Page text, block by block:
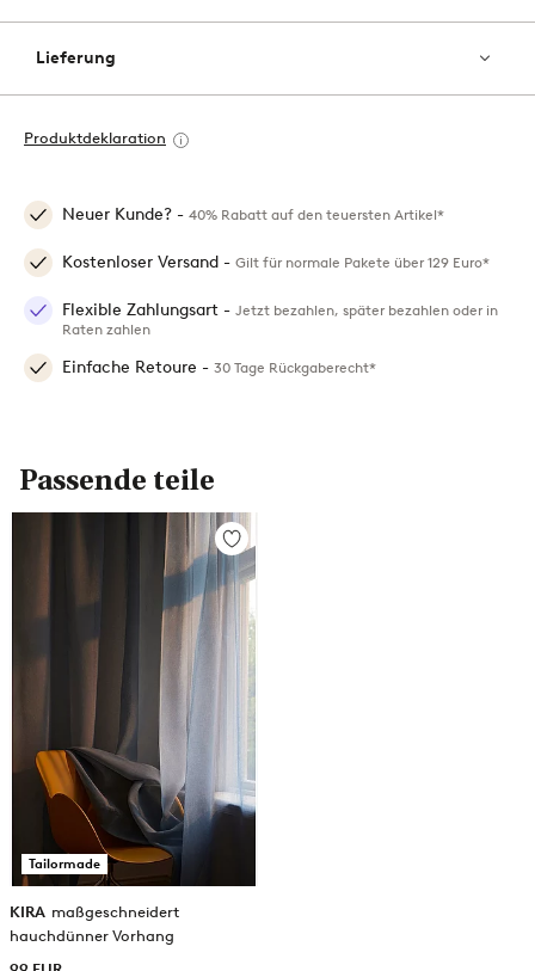
Lieferung
Produktdeklaration
Neuer Kunde? - 40% Rabatt auf den teuersten Artikel*
Kostenloser Versand - Gilt für normale Pakete über 129 Euro*
Flexible Zahlungsart - Jetzt bezahlen, später bezahlen oder in
Raten zahlen
Einfache Retoure - 30 Tage Rückgaberecht*
Passende teile
Tailormade
Zu
Favoriten
hinzufügen
KIRA maßgeschneidert
hauchdünner Vorhang